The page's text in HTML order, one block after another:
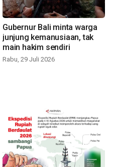
Gubernur Bali minta warga
junjung kemanusiaan, tak
main hakim sendiri
Rabu, 29 Juli 2026